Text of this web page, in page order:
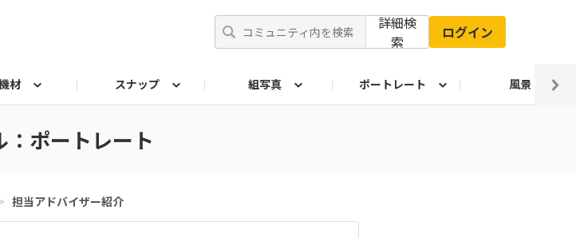
詳細検
索
ログイン
材 スナップ 組写真 ポートレート 風景
：ポートレート
担当アドバイザー紹介